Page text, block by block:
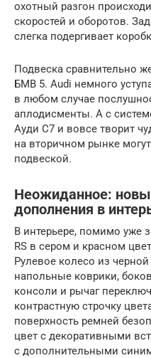
охотный разгон
скоростей и оборотов.
слегка подергивает
Подвеска сравнительно
БМВ 5. Audi немного
в любом случае
аплодисменты. А с
Ауди С7 и вовсе творит
на вторичном рынке
подвеской.
Неожиданное:
дополнения в
В интерьере, помимо уже
RS в сером и красном
Рулевое колесо из
напольные коврики,
консоли и рычаг
контрастную строчку
поверхность ремней
цвет с декоративными
с дополнительными